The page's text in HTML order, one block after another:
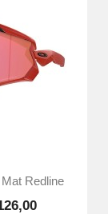
Redline